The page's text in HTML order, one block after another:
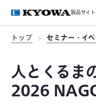
製品サイト
トップ セミナー・イ
人とくるま
2026